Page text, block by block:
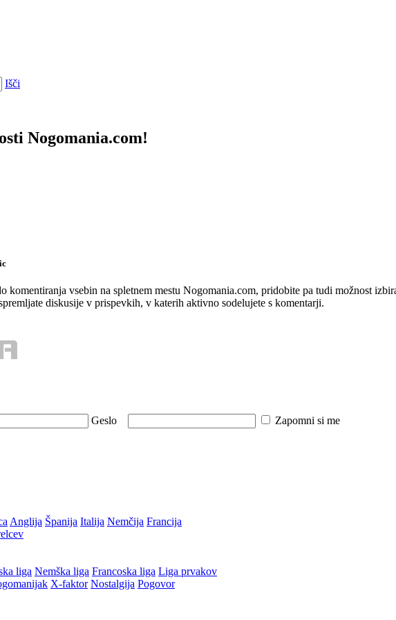
Išči
Nogomania.com!
komentiranja vsebin na spletnem mestu Nogomania.com, pridobite pa tudi možnost
diskusije v prispevkih, v katerih aktivno sodelujete s komentarji.
Geslo Zapomni si me
Anglija Španija Italija Nemčija Francija
liga Nemška liga Francoska liga Liga prvakov
X-faktor Nostalgija Pogovor